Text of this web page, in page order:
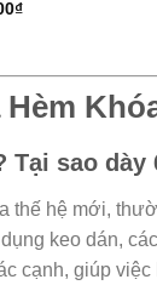
₫
Tại sao dày
thế hệ mới,
keo dán,
cạnh, giúp